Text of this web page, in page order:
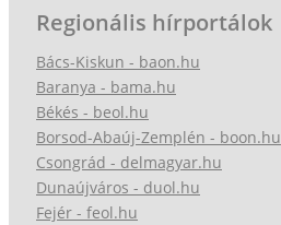
Regionális hírportálok
Bács-Kiskun - baon.hu
Baranya - bama.hu
Békés - beol.hu
Borsod-Abaúj-Zemplén - boon.hu
Csongrád - delmagyar.hu
Dunaújváros - duol.hu
Fejér - feol.hu